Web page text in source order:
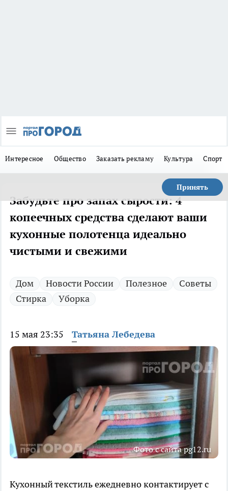
Интересное Общество Заказать рекламу Культура Спорт
Принять
Забудьте про запах сырости: 4
копеечных средства сделают ваши
кухонные полотенца идеально
чистыми и свежими
Дом Новости России Полезное
Советы
Стирка
Уборка
15 мая 23:35 Татьяна Лебедева
Фото с сайта pg12.ru
Кухонный текстиль ежедневно контактирует с